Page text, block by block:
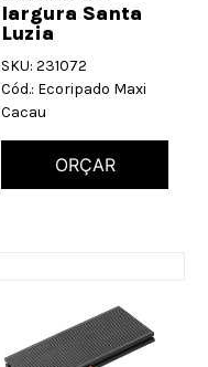
largura Santa
Luzia
SKU: 231072
Cód.: Ecoripado Maxi
Cacau
ORÇAR